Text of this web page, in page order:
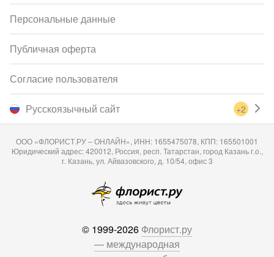
Русскоязычный сайт +2
Персональные данные
Публичная оферта
Согласие пользователя
ООО «ФЛОРИСТ.РУ – ОНЛАЙН», ИНН: 1655475078, КПП: 165501001
Юридический адрес: 420012, Россия, респ. Татарстан, город Казань г.о.,
г. Казань, ул. Айвазовского, д. 10/54, офис 3
© 1999-2026 Флорист.ру
— международная